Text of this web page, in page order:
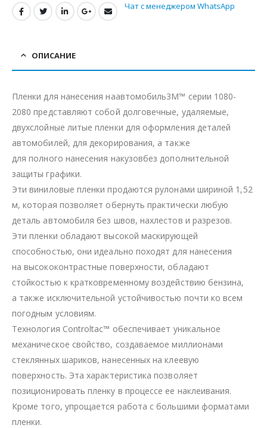
Чат с менеджером WhatsApp
ОПИСАНИЕ
Пленки для нанесения наавтомобиль3M™ серии 1080-
2080 представляют собой долговечные, удаляемые,
двухслойные литые пленки для оформления деталей
автомобилей, для декорирования, а также
для полного нанесения накузовбез дополнительной
защиты графики.
Эти виниловые пленки продаются рулонами шириной 1,52
м, которая позволяет обернуть практически любую
деталь автомобиля без швов, нахлестов и разрезов.
Эти пленки обладают высокой маскирующей
способностью, они идеально походят для нанесения
на высококонтрастные поверхности, обладают
стойкостью к кратковременному воздействию бензина,
а также исключительной устойчивостью почти ко всем
погодным условиям.
Технология Controltac™ обеспечивает уникальное
механическое свойство, создаваемое миллионами
стеклянных шариков, нанесенных на клеевую
поверхность. Эта характеристика позволяет
позиционировать пленку в процессе ее наклеивания.
Кроме того, упрощается работа с большими форматами
пленки.